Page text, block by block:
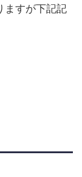
ますが下記記